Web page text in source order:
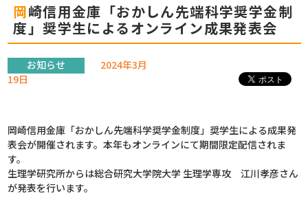
岡崎信用金庫「おかしん先端科学奨学金制
度」奨学生によるオンライン成果発表会
お知らせ
2024年3月
19日
岡崎信用金庫「おかしん先端科学奨学金制度」奨学生による成果発
表会が開催されます。本年もオンラインにて期間限定配信されま
す。
生理学研究所からは総合研究大学院大学 生理学専攻 江川孝彦さん
が発表を行います。